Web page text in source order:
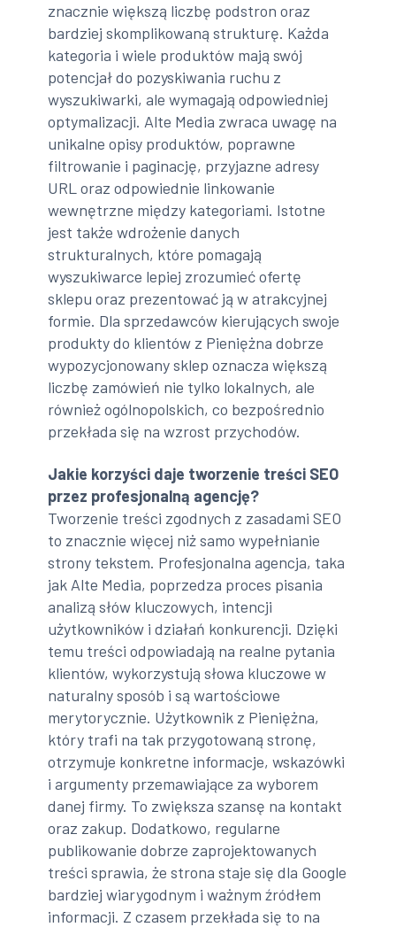
znacznie większą liczbę podstron oraz
bardziej skomplikowaną strukturę. Każda
kategoria i wiele produktów mają swój
potencjał do pozyskiwania ruchu z
wyszukiwarki, ale wymagają odpowiedniej
optymalizacji. Alte Media zwraca uwagę na
unikalne opisy produktów, poprawne
filtrowanie i paginację, przyjazne adresy
URL oraz odpowiednie linkowanie
wewnętrzne między kategoriami. Istotne
jest także wdrożenie danych
strukturalnych, które pomagają
wyszukiwarce lepiej zrozumieć ofertę
sklepu oraz prezentować ją w atrakcyjnej
formie. Dla sprzedawców kierujących swoje
produkty do klientów z Pieniężna dobrze
wypozycjonowany sklep oznacza większą
liczbę zamówień nie tylko lokalnych, ale
również ogólnopolskich, co bezpośrednio
przekłada się na wzrost przychodów.
Jakie korzyści daje tworzenie treści SEO
przez profesjonalną agencję?
Tworzenie treści zgodnych z zasadami SEO
to znacznie więcej niż samo wypełnianie
strony tekstem. Profesjonalna agencja, taka
jak Alte Media, poprzedza proces pisania
analizą słów kluczowych, intencji
użytkowników i działań konkurencji. Dzięki
temu treści odpowiadają na realne pytania
klientów, wykorzystują słowa kluczowe w
naturalny sposób i są wartościowe
merytorycznie. Użytkownik z Pieniężna,
który trafi na tak przygotowaną stronę,
otrzymuje konkretne informacje, wskazówki
i argumenty przemawiające za wyborem
danej firmy. To zwiększa szansę na kontakt
oraz zakup. Dodatkowo, regularne
publikowanie dobrze zaprojektowanych
treści sprawia, że strona staje się dla Google
bardziej wiarygodnym i ważnym źródłem
informacji. Z czasem przekłada się to na